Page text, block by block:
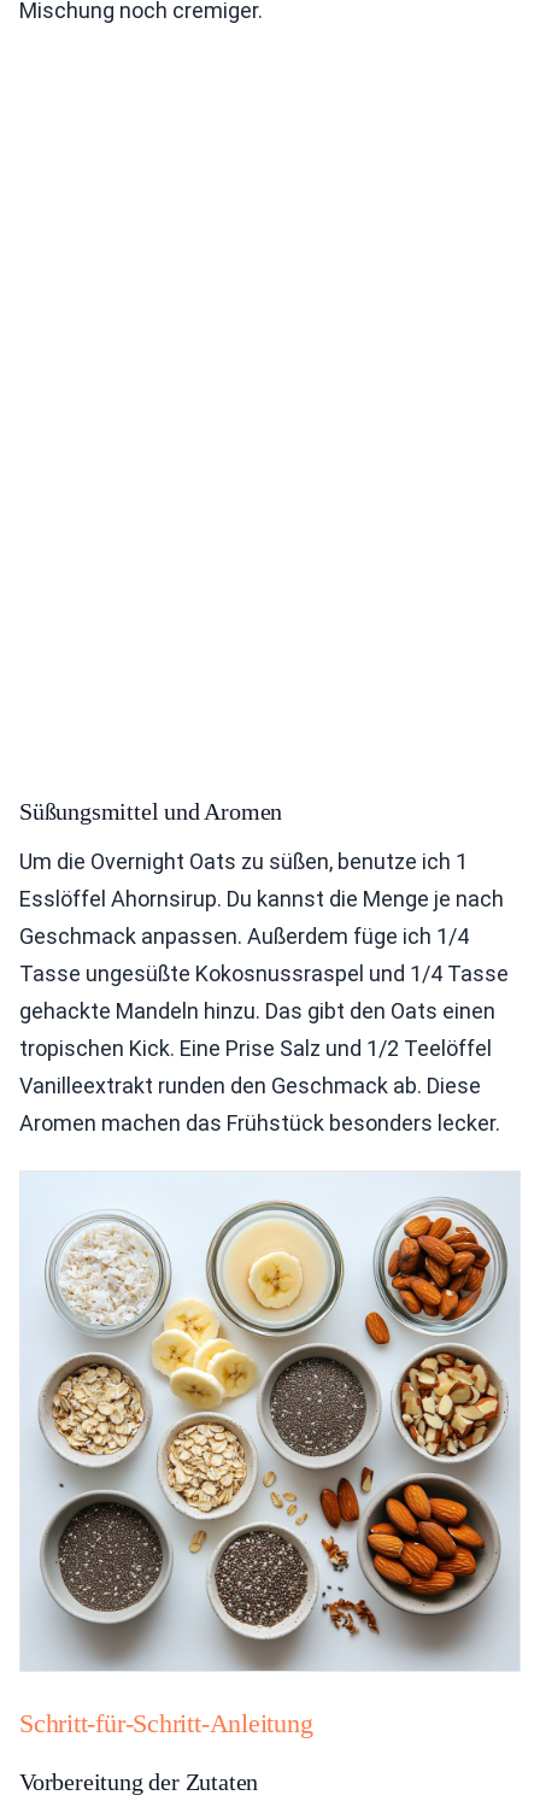
Mischung noch cremiger.
Süßungsmittel und Aromen
Um die Overnight Oats zu süßen, benutze ich 1
Esslöffel Ahornsirup. Du kannst die Menge je nach
Geschmack anpassen. Außerdem füge ich 1/4
Tasse ungesüßte Kokosnussraspel und 1/4 Tasse
gehackte Mandeln hinzu. Das gibt den Oats einen
tropischen Kick. Eine Prise Salz und 1/2 Teelöffel
Vanilleextrakt runden den Geschmack ab. Diese
Aromen machen das Frühstück besonders lecker.
Schritt-für-Schritt-Anleitung
Vorbereitung der Zutaten